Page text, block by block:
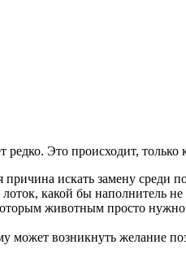
Это происходит, только
искать замену среди
какой бы наполнитель
животным просто нужно
может возникнуть желание